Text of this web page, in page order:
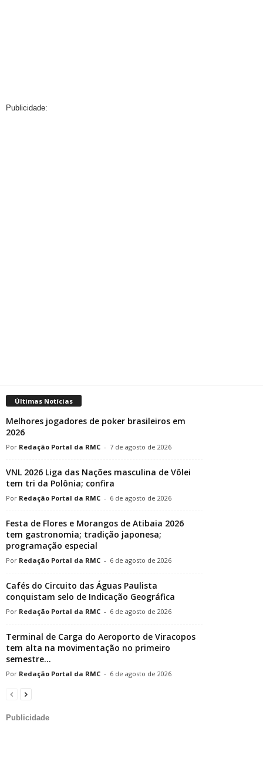
Publicidade:
Últimas Notícias
Melhores jogadores de poker brasileiros em
2026
Redação Portal da RMC - 7 de agosto de 2026
VNL 2026 Liga das Nações masculina de Vôlei
tem tri da Polônia; confira
Redação Portal da RMC - 6 de agosto de 2026
Festa de Flores e Morangos de Atibaia 2026
tem gastronomia; tradição japonesa;
programação especial
Redação Portal da RMC - 6 de agosto de 2026
Cafés do Circuito das Águas Paulista
conquistam selo de Indicação Geográfica
Redação Portal da RMC - 6 de agosto de 2026
Terminal de Carga do Aeroporto de Viracopos
tem alta na movimentação no primeiro
semestre...
Redação Portal da RMC - 6 de agosto de 2026
Publicidade